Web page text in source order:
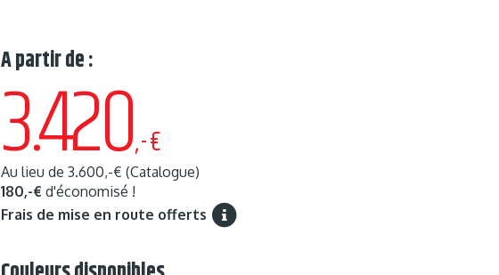
A partir de :
3.420,-€
Au lieu de 3.600,-€ (Catalogue)
180,-€ d'économisé !
Frais de mise en route offerts